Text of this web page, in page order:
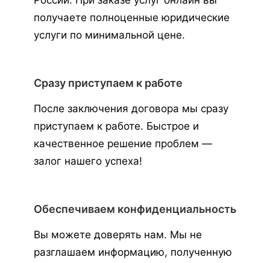
получаете полноценные юридические
услуги по минимальной цене.
Сразу приступаем к работе
После заключения договора мы сразу
приступаем к работе. Быстрое и
качественное решение проблем —
залог нашего успеха!
Обеспечиваем конфиденциальность
Вы можете доверять нам. Мы не
разглашаем информацию, полученную